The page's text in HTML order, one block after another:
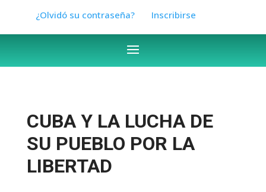
¿Olvidó su contraseña? Inscribirse
CUBA Y LA LUCHA DE
SU PUEBLO POR LA
LIBERTAD